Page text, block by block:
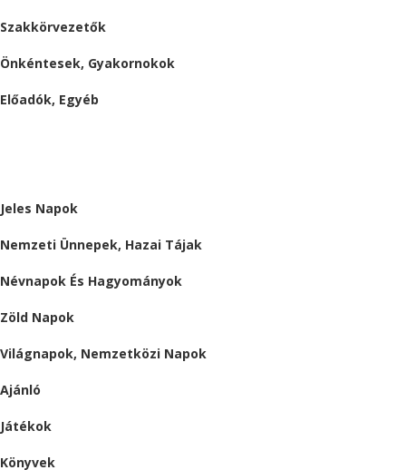
Szakkörvezetők
Önkéntesek, Gyakornokok
Előadók, Egyéb
Jeles Napok
Nemzeti Ünnepek, Hazai Tájak
Névnapok És Hagyományok
Zöld Napok
Világnapok, Nemzetközi Napok
Ajánló
Játékok
Könyvek